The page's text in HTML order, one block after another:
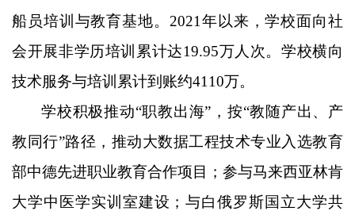
船员培训与教育基地。2021年以来，学校面向社
会开展非学历培训累计达19.95万人次。学校横向
技术服务与培训累计到账约4110万。
学校积极推动“职教出海”，按“教随产出、产
教同行”路径，推动大数据工程技术专业入选教育
部中德先进职业教育合作项目；参与马来西亚林肯
大学中医学实训室建设；与白俄罗斯国立大学共